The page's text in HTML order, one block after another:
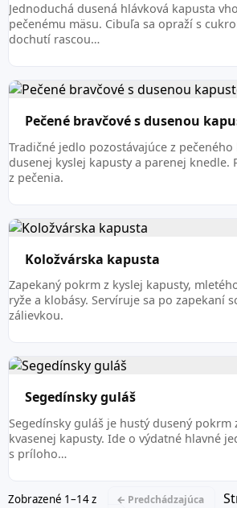
Jednoduchá dusená hlávková kapusta
pečenému mäsu. Cibuľa sa opraží s
dochutí rascou…
Pečené bravčové s dusenou
Tradičné jedlo pozostávajúce z pečeného
dusenej kyslej kapusty a parenej knedle.
z pečenia.
Koložvárska kapusta
Zapekaný pokrm z kyslej kapusty,
ryže a klobásy. Servíruje sa po zapekaní
zálievkou.
Segedínsky guláš
Segedínsky guláš je hustý dusený pokrm
kvasenej kapusty. Ide o výdatné hlavné
s príloho…
Zobrazené 1–14 z ← Predchádzajúca